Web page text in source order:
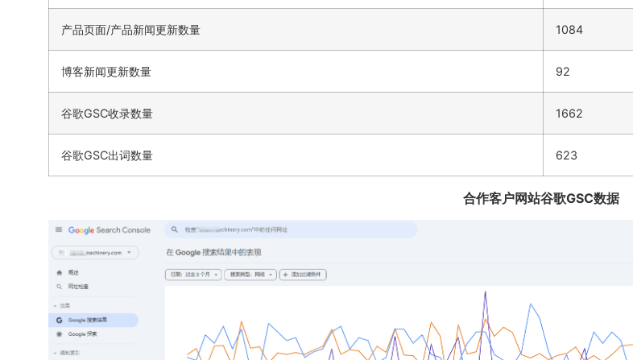
产品页面/产品新闻更新数量 1084
博客新闻更新数量 92
谷歌GSC收录数量 1662
谷歌GSC出词数量 623
合作客户网站谷歌GSC数据